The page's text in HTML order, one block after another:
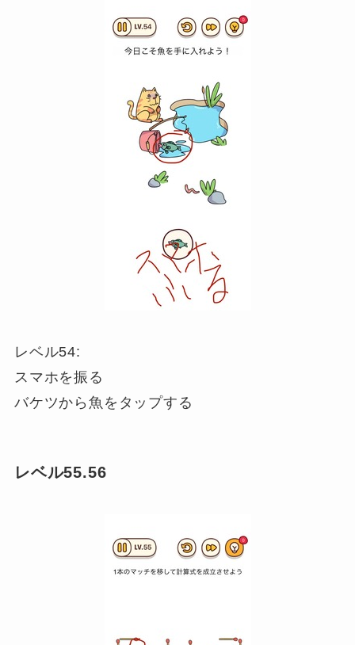
レベル54:
スマホを振る
バケツから魚をタップする
レベル55.56